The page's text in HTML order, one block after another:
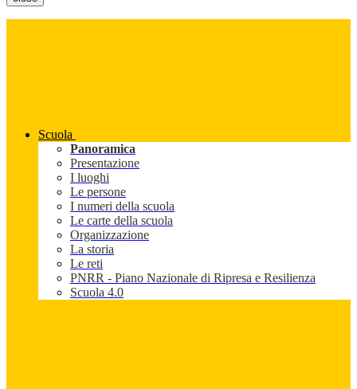
Scuola
Panoramica
Presentazione
I luoghi
Le persone
I numeri della scuola
Le carte della scuola
Organizzazione
La storia
Le reti
PNRR - Piano Nazionale di Ripresa e Resilienza
Scuola 4.0